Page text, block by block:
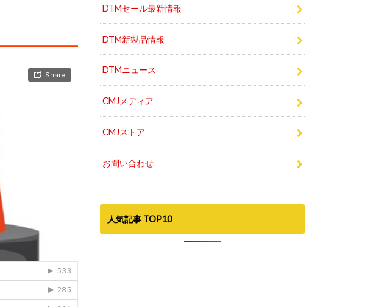
トップ
DTMセール最新情報
DTM新製品情報
DTMニュース
CMJメディア
CMJストア